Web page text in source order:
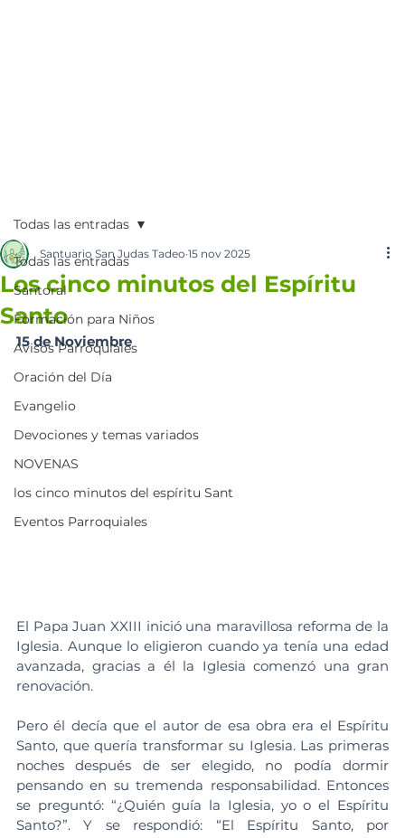
Todas las entradas
Santoral
Formación para Niños
Avisos Parroquiales
Oración del Día
Evangelio
Devociones y temas variados
NOVENAS
los cinco minutos del espíritu Sant
Eventos Parroquiales
Todas las entradas
Los cinco minutos del Espíritu
Santo
Santuario San Judas Tadeo 15 nov 2025
15 de Noviembre
El Papa Juan XXIII inició una maravillosa reforma de la
Iglesia. Aunque lo eligieron cuando ya tenía una edad
avanzada, gracias a él la Iglesia comenzó una gran
renovación.
Pero él decía que el autor de esa obra era el Espíritu
Santo, que quería transformar su Iglesia. Las primeras
noches después de ser elegido, no podía dormir
pensando en su tremenda responsabilidad. Entonces
se preguntó: “¿Quién guía la Iglesia, yo o el Espíritu
Santo?”. Y se respondió: “El Espíritu Santo, por